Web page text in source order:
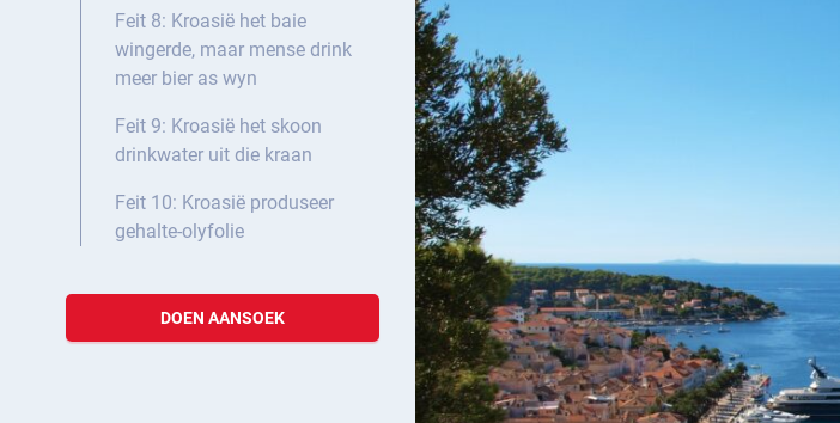
Feit 8: Kroasië het baie
wingerde, maar mense drink
meer bier as wyn
Feit 9: Kroasië het skoon
drinkwater uit die kraan
Feit 10: Kroasië produseer
gehalte-olyfolie
DOEN AANSOEK